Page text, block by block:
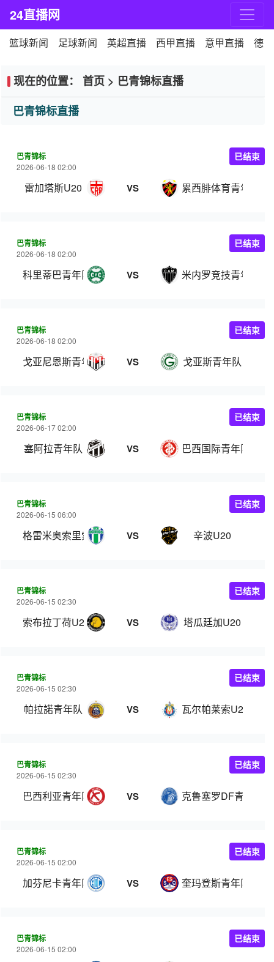
24直播网
篮球新闻 足球新闻 英超直播 西甲直播 意甲直播 德
现在的位置： 首页 > 巴青锦标直播
巴青锦标直播
巴青锦标
2026-06-18 02:00
雷加塔斯U20 VS 累西腓体育青年队
已结束
巴青锦标
2026-06-18 02:00
科里蒂巴青年队 VS 米内罗竞技青年队
已结束
巴青锦标
2026-06-18 02:00
戈亚尼恩斯青年队 VS 戈亚斯青年队
已结束
巴青锦标
2026-06-17 02:00
塞阿拉青年队 VS 巴西国际青年队
已结束
巴青锦标
2026-06-15 06:00
格雷米奥索里索U20 VS 辛波U20
已结束
巴青锦标
2026-06-15 02:30
索布拉丁荷U20 VS 塔瓜廷加U20
已结束
巴青锦标
2026-06-15 02:30
帕拉諾青年队 VS 瓦尔帕莱索U20
已结束
巴青锦标
2026-06-15 02:30
巴西利亚青年队 VS 克鲁塞罗DF青年队
已结束
巴青锦标
2026-06-15 02:00
加芬尼卡青年队 VS 奎玛登斯青年队
已结束
巴青锦标
2026-06-15 02:00
已结束